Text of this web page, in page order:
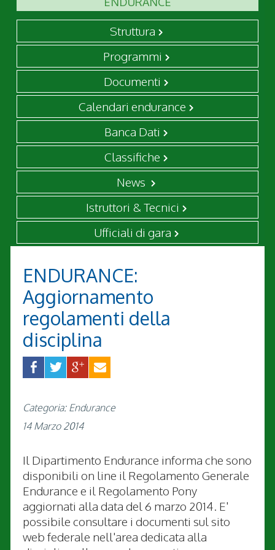
Struttura
Programmi
Documenti
Calendari endurance
Banca Dati
Classifiche
News
Istruttori & Tecnici
Ufficiali di gara
ENDURANCE:
Aggiornamento
regolamenti della
disciplina
Categoria: Endurance
14 Marzo 2014
Il Dipartimento Endurance informa che sono
disponibili on line il Regolamento Generale
Endurance e il Regolamento Pony
aggiornati alla data del 6 marzo 2014. E'
possibile consultare i documenti sul sito
web federale nell'area dedicata alla